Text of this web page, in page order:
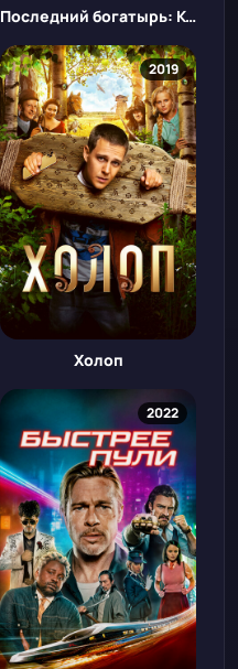
Последний богатырь: Корень зла
2019
Холоп
2022